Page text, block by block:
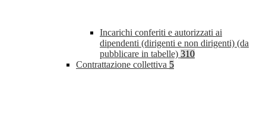
Incarichi conferiti e autorizzati ai
dipendenti (dirigenti e non dirigenti) (da
pubblicare in tabelle) 310
Contrattazione collettiva 5